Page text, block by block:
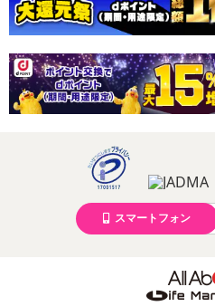
スマートフォン